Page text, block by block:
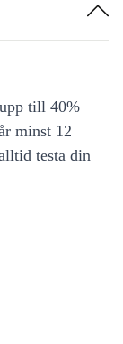
till 40%
minst 12
testa din